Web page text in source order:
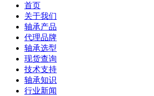
首页
关于我们
轴承产品
代理品牌
轴承选型
现货查询
技术支持
轴承知识
行业新闻